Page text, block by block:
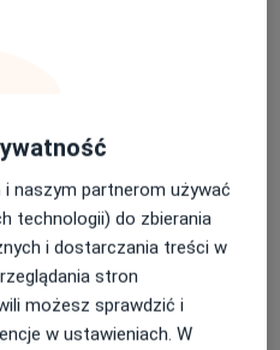
chore)
zdrowe)
naszym partnerom używać
technologii) do zbierania
i dostarczania treści w
stron
możesz sprawdzić i
w ustawieniach. W